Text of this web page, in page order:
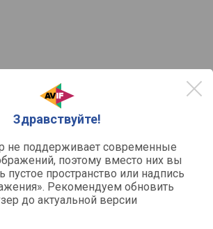
Здравствуйте!
не поддерживает современные
поэтому вместо них вы
пустое пространство или надпись
Рекомендуем обновить
до актуальной версии
Средняя цена
Май '26 Июнь '26 Июл…